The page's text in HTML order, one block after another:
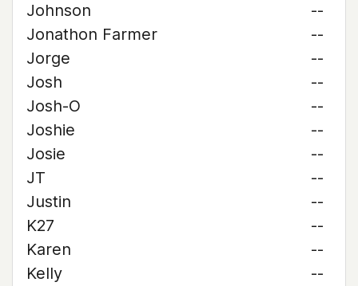
Johnson
--
Jonathon Farmer
--
Jorge
--
Josh
--
Josh-O
--
Joshie
--
Josie
--
JT
--
Justin
--
K27
--
Karen
--
Kelly
--